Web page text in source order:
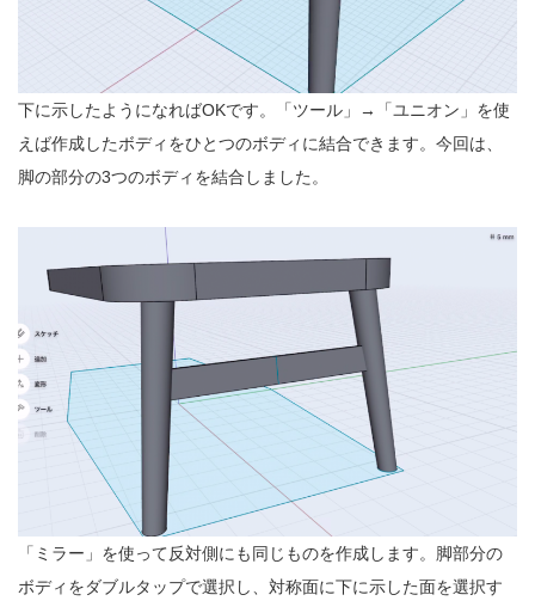
下に示したようになればOKです。「ツール」→「ユニオン」を使
えば作成したボディをひとつのボディに結合できます。今回は、
脚の部分の3つのボディを結合しました。
「ミラー」を使って反対側にも同じものを作成します。脚部分の
ボディをダブルタップで選択し、対称面に下に示した面を選択す